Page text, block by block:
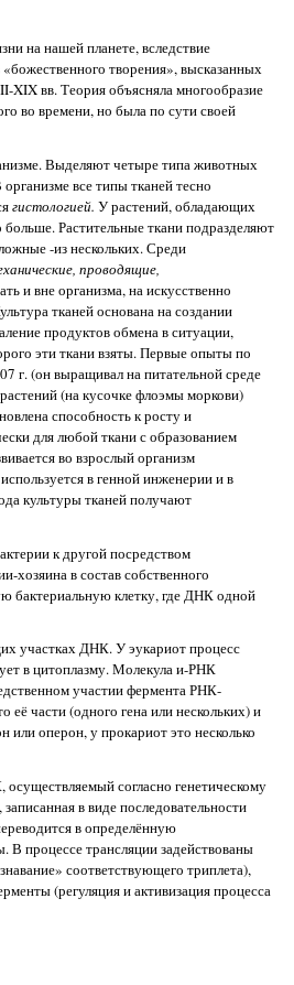
на нашей планете, вследствие
творения», высказанных
вв. Теория объясняла многообразие
во времени, но была по сути своей
Выделяют четыре типа животных
все типы тканей тесно
гистологией. У растений, обладающих
Растительные ткани подразделяют
-из нескольких. Среди
проводящие,
и вне организма, на искусственно
тканей основана на создании
продуктов обмена в ситуации,
эти ткани взяты. Первые опыты по
г. (он выращивал на питательной среде
(на кусочке флоэмы моркови)
способность к росту и
для любой ткани с образованием
во взрослый организм
в генной инженерии и в
культуры тканей получают
к другой посредством
хозяина в состав собственного
бактериальную клетку, где ДНК одной
участках ДНК. У эукариот процесс
в цитоплазму. Молекула и-РНК
участии фермента РНК-
части (одного гена или нескольких) и
оперон, у прокариот это несколько
согласно генетическому
в виде последовательности
в определённую
В процессе трансляции задействованы
соответствующего триплета),
(регуляция и активизация процесса